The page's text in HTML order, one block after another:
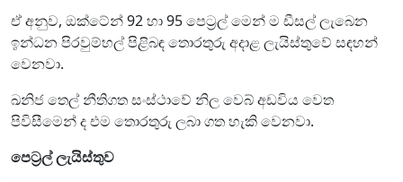
ඒ අනුව, ඔක්ටේන් 92 හා 95 පෙට්‍රල් මෙන් ම ඩීසල් ලැබෙන
ඉන්ධන පිරවුම්හල් පිළිබඳ තොරතුරු අදාළ ලැයිස්තුවේ සඳහන්
වෙනවා.
ඛනිජ තෙල් නීතිගත සංස්ථාවේ නිල වෙබ් අඩවිය වෙත
පිවිසීමෙන් ද එම තොරතුරු ලබා ගත හැකි වෙනවා.
පෙට්‍රල් ලැයිස්තුව